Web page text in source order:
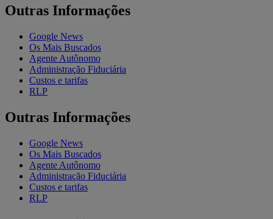
Outras Informações
Google News
Os Mais Buscados
Agente Autônomo
Administração Fiduciária
Custos e tarifas
RLP
Outras Informações
Google News
Os Mais Buscados
Agente Autônomo
Administração Fiduciária
Custos e tarifas
RLP